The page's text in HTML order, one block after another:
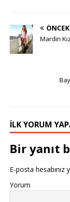
Mardin
İLK YORUM
Bir yanıt
E-posta hesabınız
Yorum